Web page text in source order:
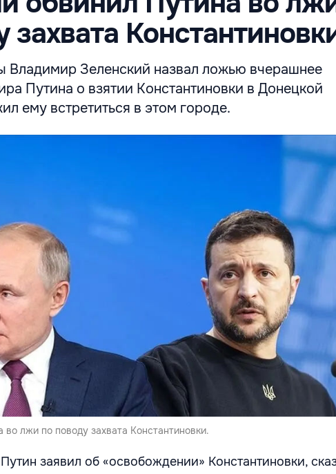
захвата
Владимир Зеленский назвал ложью вчерашнее
Путина о взятии Константиновки в Донецкой
ему встретиться в этом городе.
лжи по поводу захвата Константиновки.
заявил об «освобождении» Константиновки,